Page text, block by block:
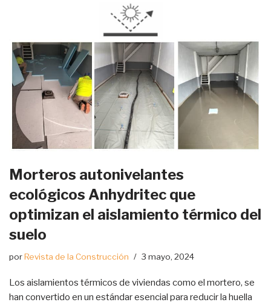
Morteros autonivelantes
ecológicos Anhydritec que
optimizan el aislamiento térmico del
suelo
porRevista de la Construcción 3 mayo, 2024
Los aislamientos térmicos de viviendas como el mortero, se
han convertido en un estándar esencial para reducir la huella